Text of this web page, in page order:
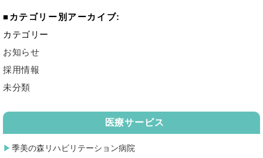
カテゴリー別アーカイブ:
カテゴリー
お知らせ
採用情報
未分類
医療サービス
季美の森リハビリテーション病院